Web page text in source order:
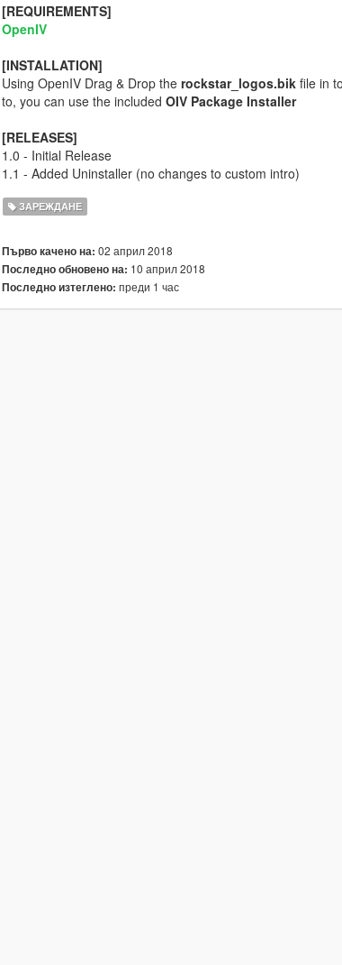
[REQUIREMENTS]
OpenIV
[INSTALLATION]
Using OpenIV Drag & Drop the rockstar_logos.bikfile in
to, you can use the included OIV Package Installer
[RELEASES]
1.0 - Initial Release
1.1 - Added Uninstaller (no changes to custom intro)
ЗАРЕЖДАНЕ
Първо качено на: 02 април 2018
Последно обновено на: 10 април 2018
Последно изтеглено: преди 1 час